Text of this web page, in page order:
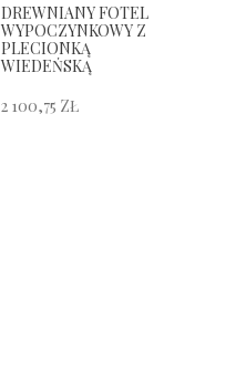
DREWNIANY FOTEL
WYPOCZYNKOWY Z
PLECIONKĄ
WIEDEŃSKĄ
2 100,75 ZŁ